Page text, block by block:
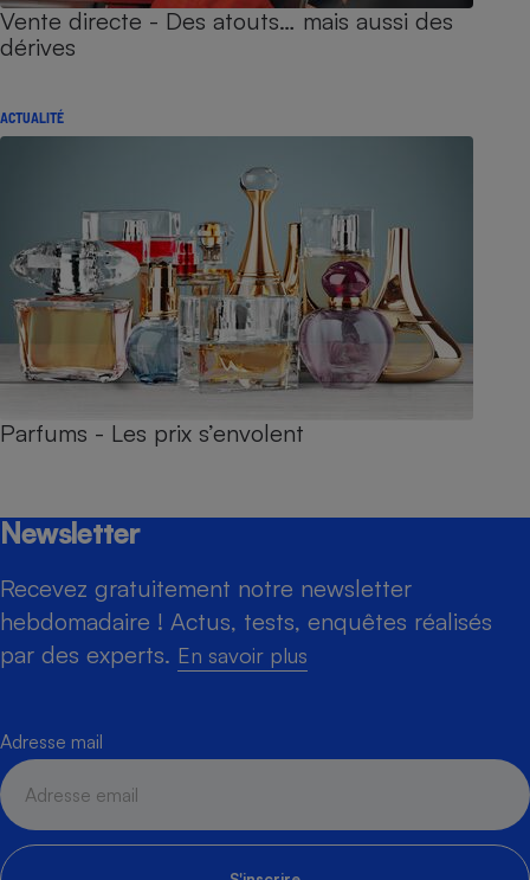
Vente directe - Des atouts… mais aussi des
dérives
ACTUALITÉ
Parfums - Les prix s’envolent
Newsletter
Recevez gratuitement notre newsletter
hebdomadaire ! Actus, tests, enquêtes réalisés
par des experts. En savoir plus
Adresse mail